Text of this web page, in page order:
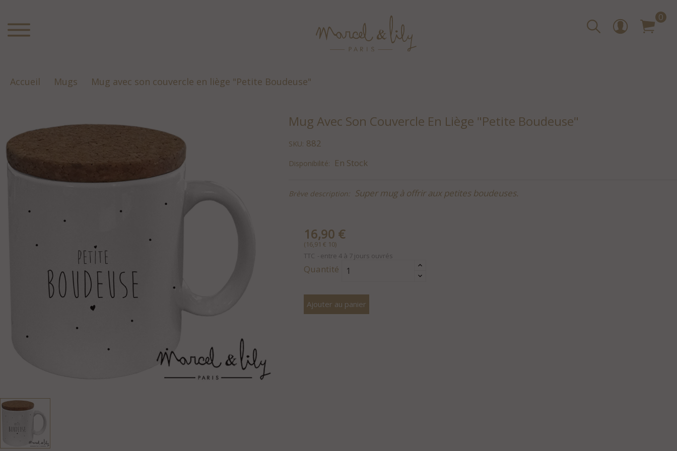
0
Accueil Mugs Mug avec son couvercle en liège "Petite Boudeuse"
Mug Avec Son Couvercle En Liège "Petite Boudeuse"
SKU: 882
Disponibilité: En Stock
Brève description: Super mug à offrir aux petites boudeuses.
16,90 €
(16,91 € 10)
TTC
entre 4 à 7 jours ouvrés
Quantité
Ajouter au panier